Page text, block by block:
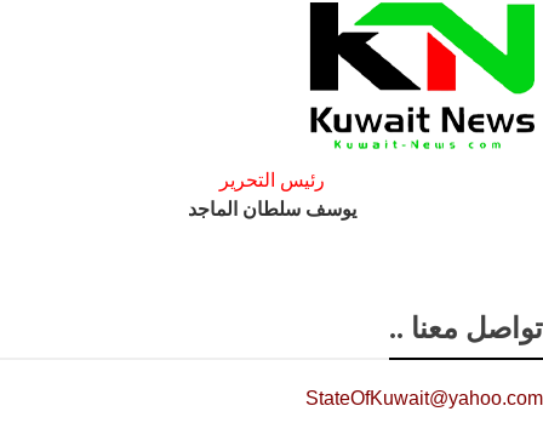
رئيس التحرير
يوسف سلطان الماجد
تواصل معنا ..
StateOfKuwait@yahoo.com